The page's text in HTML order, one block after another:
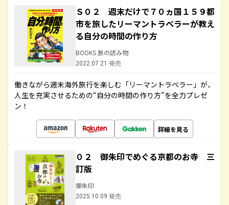
Ｓ０２ 週末だけで７０ヵ国１５９都
市を旅したリーマントラベラーが教え
る自分の時間の作り方
BOOKS 旅の読み物
2022.07.21 発売
働きながら週末海外旅行を楽しむ「リーマントラベラー」が、
人生を充実させるための“自分の時間の作り方”を全力プレゼ
ン！
詳細を見る
０２ 御朱印でめぐる京都のお寺 三
訂版
御朱印
2025.10.09 発売